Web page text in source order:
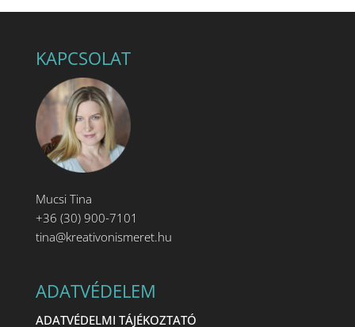
KAPCSOLAT
Mucsi Tina
+36 (30) 900-7101
tina@kreativonismeret.hu
ADATVÉDELEM
ADATVÉDELMI TÁJÉKOZTATÓ